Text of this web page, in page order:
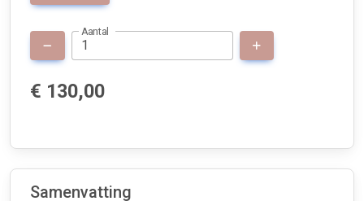
Aantal
€ 130,00
Samenvatting